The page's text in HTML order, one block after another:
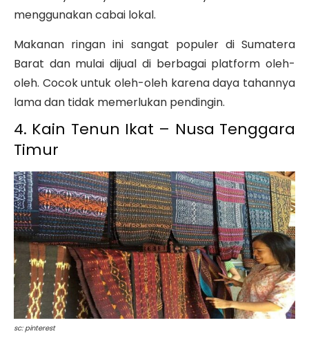
menggunakan cabai lokal.
Makanan ringan ini sangat populer di Sumatera
Barat dan mulai dijual di berbagai platform oleh-
oleh. Cocok untuk oleh-oleh karena daya tahannya
lama dan tidak memerlukan pendingin.
4. Kain Tenun Ikat – Nusa Tenggara
Timur
sc: pinterest